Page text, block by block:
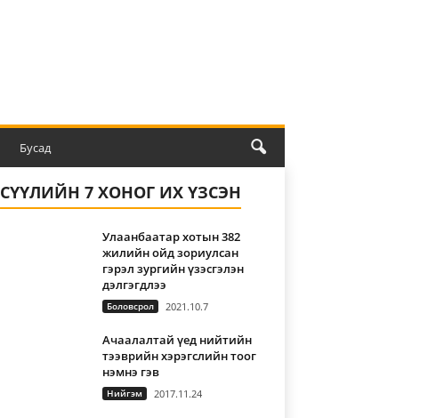
Бусад
СҮҮЛИЙН 7 ХОНОГ ИХ ҮЗСЭН
Улаанбаатар хотын 382
жилийн ойд зориулсан
гэрэл зургийн үзэсгэлэн
дэлгэгдлээ
Боловсрол 2021.10.7
Ачаалалтай үед нийтийн
тээврийн хэрэгслийн тоог
нэмнэ гэв
Нийгэм 2017.11.24